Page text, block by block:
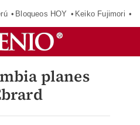
Bloqueos HOY Keiko Fujimori
planes